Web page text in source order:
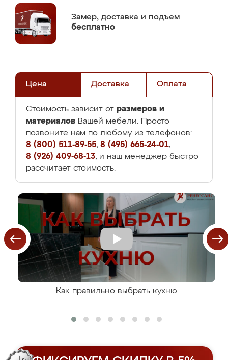
Замер, доставка и подъем
бесплатно
Цена Доставка Оплата
Стоимость зависит от размеров и
материалов Вашей мебели. Просто
позвоните нам по любому из телефонов:
8 (800) 511-89-55, 8 (495) 665-24-01,
8 (926) 409-68-13, и наш менеджер быстро
рассчитает стоимость.
Как правильно выбрать кухню